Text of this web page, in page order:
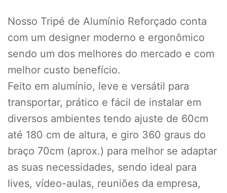
Nosso Tripé de Alumínio Reforçado conta
com um designer moderno e ergonômico
sendo um dos melhores do mercado e com
melhor custo benefício.
Feito em alumínio, leve e versátil para
transportar, prático e fácil de instalar em
diversos ambientes tendo ajuste de 60cm
até 180 cm de altura, e giro 360 graus do
braço 70cm (aprox.) para melhor se adaptar
as suas necessidades, sendo ideal para
lives, vídeo-aulas, reuniões da empresa,